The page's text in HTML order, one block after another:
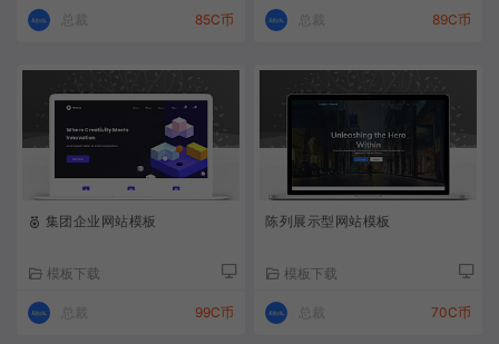
总裁 85C币 总裁 89C币
集团企业网站模板
模板下载
总裁 99C币
陈列展示型网站模板
模板下载
总裁 70C币